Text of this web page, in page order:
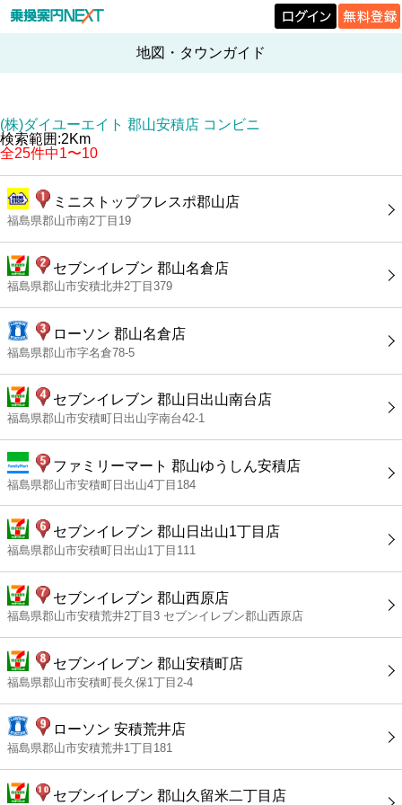
地図・タウンガイド
(株)ダイユーエイト 郡山安積店 コンビニ
検索範囲:2Km
全25件中1〜10
ミニストップフレスポ郡山店
福島県郡山市南2丁目19
セブンイレブン 郡山名倉店
福島県郡山市安積北井2丁目379
ローソン 郡山名倉店
福島県郡山市字名倉78-5
セブンイレブン 郡山日出山南台店
福島県郡山市安積町日出山字南台42-1
ファミリーマート 郡山ゆうしん安積店
福島県郡山市安積町日出山4丁目184
セブンイレブン 郡山日出山1丁目店
福島県郡山市安積町日出山1丁目111
セブンイレブン 郡山西原店
福島県郡山市安積荒井2丁目3 セブンイレブン郡山西原店
セブンイレブン 郡山安積町店
福島県郡山市安積町長久保1丁目2-4
ローソン 安積荒井店
福島県郡山市安積荒井1丁目181
セブンイレブン 郡山久留米二丁目店